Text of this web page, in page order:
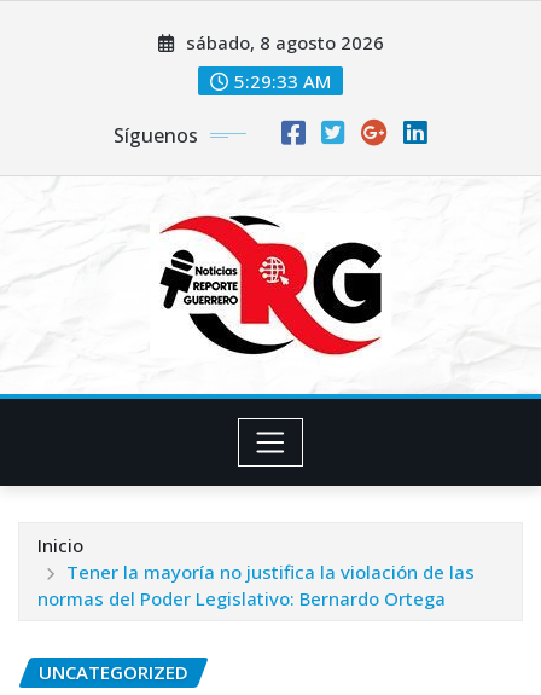
sábado, 8 agosto 2026
5:29:34 AM
Síguenos
Inicio
Tener la mayoría no justifica la violación de las
normas del Poder Legislativo: Bernardo Ortega
UNCATEGORIZED